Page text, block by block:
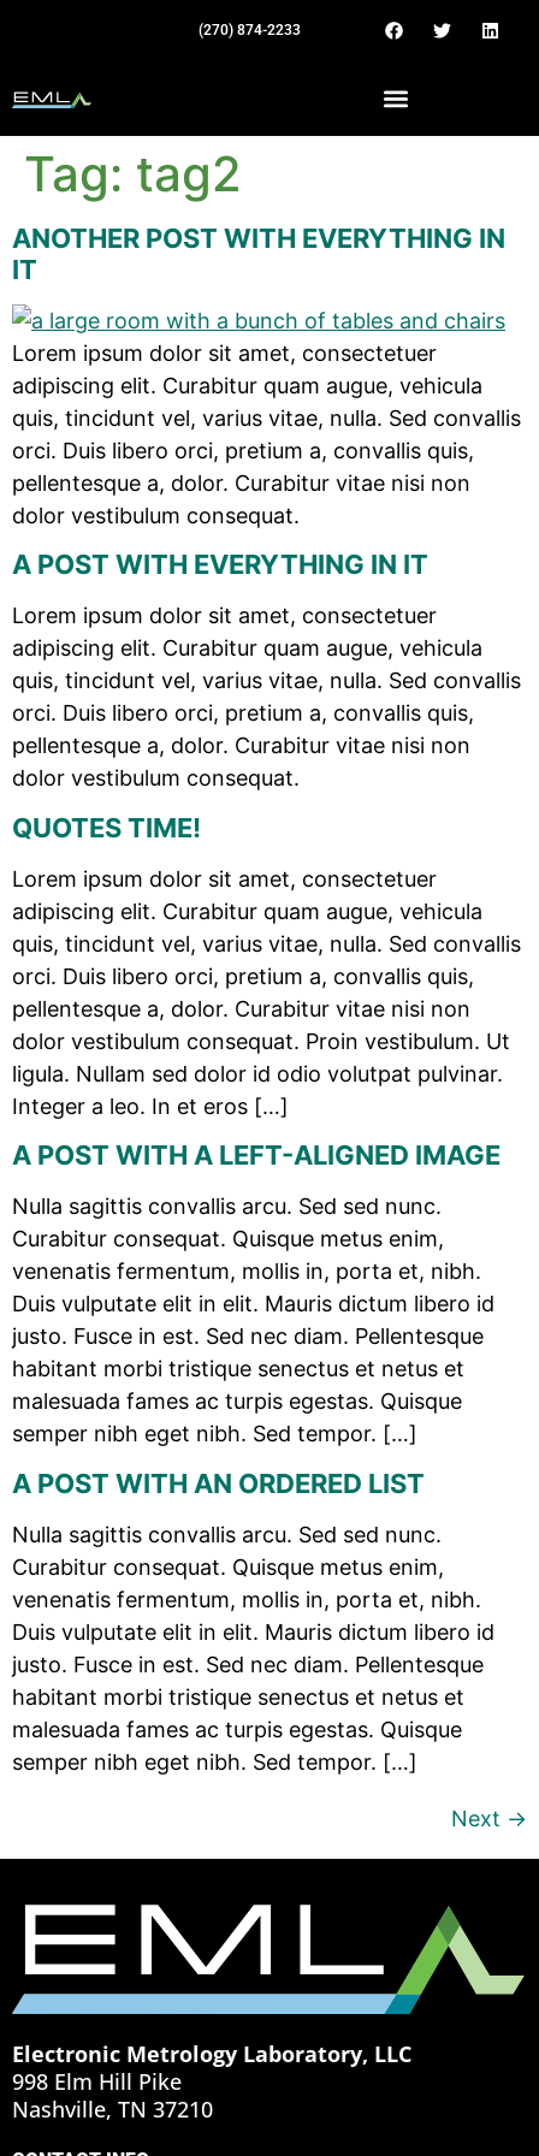
(270) 874-2233
Tag: tag2
ANOTHER POST WITH EVERYTHING IN
IT
Lorem ipsum dolor sit amet, consectetuer
adipiscing elit. Curabitur quam augue, vehicula
quis, tincidunt vel, varius vitae, nulla. Sed convallis
orci. Duis libero orci, pretium a, convallis quis,
pellentesque a, dolor. Curabitur vitae nisi non
dolor vestibulum consequat.
A POST WITH EVERYTHING IN IT
Lorem ipsum dolor sit amet, consectetuer
adipiscing elit. Curabitur quam augue, vehicula
quis, tincidunt vel, varius vitae, nulla. Sed convallis
orci. Duis libero orci, pretium a, convallis quis,
pellentesque a, dolor. Curabitur vitae nisi non
dolor vestibulum consequat.
QUOTES TIME!
Lorem ipsum dolor sit amet, consectetuer
adipiscing elit. Curabitur quam augue, vehicula
quis, tincidunt vel, varius vitae, nulla. Sed convallis
orci. Duis libero orci, pretium a, convallis quis,
pellentesque a, dolor. Curabitur vitae nisi non
dolor vestibulum consequat. Proin vestibulum. Ut
ligula. Nullam sed dolor id odio volutpat pulvinar.
Integer a leo. In et eros […]
A POST WITH A LEFT-ALIGNED IMAGE
Nulla sagittis convallis arcu. Sed sed nunc.
Curabitur consequat. Quisque metus enim,
venenatis fermentum, mollis in, porta et, nibh.
Duis vulputate elit in elit. Mauris dictum libero id
justo. Fusce in est. Sed nec diam. Pellentesque
habitant morbi tristique senectus et netus et
malesuada fames ac turpis egestas. Quisque
semper nibh eget nibh. Sed tempor. […]
A POST WITH AN ORDERED LIST
Nulla sagittis convallis arcu. Sed sed nunc.
Curabitur consequat. Quisque metus enim,
venenatis fermentum, mollis in, porta et, nibh.
Duis vulputate elit in elit. Mauris dictum libero id
justo. Fusce in est. Sed nec diam. Pellentesque
habitant morbi tristique senectus et netus et
malesuada fames ac turpis egestas. Quisque
semper nibh eget nibh. Sed tempor. […]
Next →
Electronic Metrology Laboratory, LLC
998 Elm Hill Pike
Nashville, TN 37210